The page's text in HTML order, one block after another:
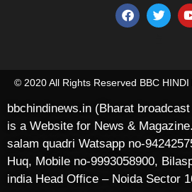
© 2020 All Rights Reserved BBC
bbchindinews.in (Bharat
is a Website for News &
salam quadri Watsapp no-
Huq, Mobile no-9993058900,
india Head Office – Noida Sector